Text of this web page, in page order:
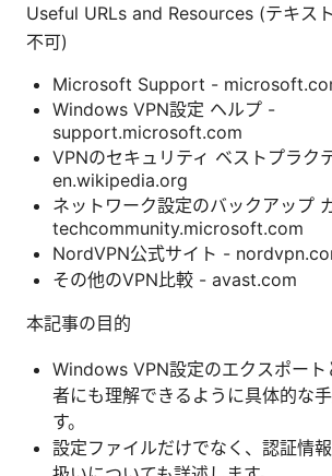
Useful URLs and Resources (テキス
不可)
Microsoft Support -
Windows VPN設定 ヘルプ -
support.microsoft.com
VPNのセキュリティ ベストプラク
en.wikipedia.org
ネットワーク設定のバックアップ
techcommunity.microsoft.com
NordVPN公式サイト -
その他のVPN比較 - avast.com
本記事の目的
Windows VPN設定のエクスポート
者にも理解できるように具体的な
す。
設定ファイルだけでなく、認証情